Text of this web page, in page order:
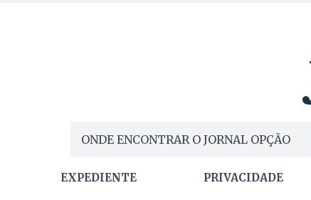
ONDE ENCONTRAR O JORNAL OPÇÃO
EXPEDIENTE PRIVACIDADE